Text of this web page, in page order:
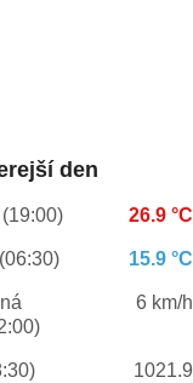
den
26.9 °C
15.9 °C
6 km/h
1021.9